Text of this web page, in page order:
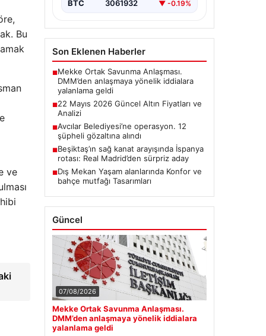
Bu
ve
BTC 3061932 ▼ -0.19%
Son Eklenen Haberler
■Mekke Ortak Savunma Anlaşması.
DMM’den anlaşmaya yönelik iddialara
yalanlama geldi
■22 Mayıs 2026 Güncel Altın Fiyatları ve
Analizi
■Avcılar Belediyesi’ne operasyon. 12
şüpheli gözaltına alındı
■Beşiktaş’ın sağ kanat arayışında İspanya
rotası: Real Madrid’den sürpriz aday
■Dış Mekan Yaşam alanlarında Konfor ve
bahçe mutfağı Tasarımları
Güncel
07/08/2026
Mekke Ortak Savunma Anlaşması.
DMM’den anlaşmaya yönelik iddialara
yalanlama geldi